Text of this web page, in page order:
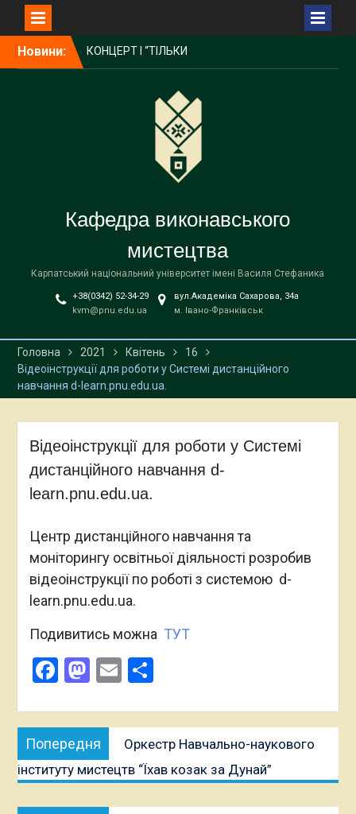
Новини:
КОНЦЕРТ І “ТІЛЬКИ
ПІСНЯ…”
української класики на
сцені Івано-Франківської
Блискуча перемога!!!
Кафедра виконавського
мистецтва
Карпатський національний університет імені Василя Стефаника
+38(0342) 52-34-29
kvm@pnu.edu.ua
вул.Академіка Сахарова, 34а
м. Івано-Франківськ
Головна 2021 Квітень
16
Відеоінструкції для роботи у Системі дистанційного
навчання d-learn.pnu.edu.ua.
Відеоінструкції для роботи у Системі
дистанційного навчання d-
learn.pnu.edu.ua.
Центр дистанційного навчання та
моніторингу освітньої діяльності розробив
відеоінструкції по роботі з системою d-
learn.pnu.edu.ua.
Подивитись можна ТУТ
Facebook
Mastodon
EmailПоділитися
Навігація
записів
Попередня
публікація:
Оркестр Навчально-наукового
інституту мистецтв “Їхав козак за Дунай”